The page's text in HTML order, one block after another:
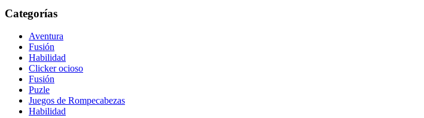
Categorías
Aventura
Fusión
Habilidad
Clicker ocioso
Fusión
Puzle
Juegos de Rompecabezas
Habilidad